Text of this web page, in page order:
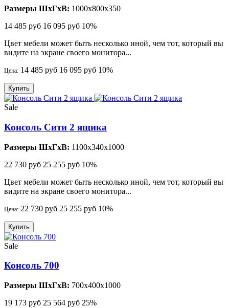
Размеры ШхГхВ: 1000x800x350
14 485 руб 16 095 руб 10%
Цвет мебели может быть несколько иной, чем тот, который вы
видите на экране своего монитора...
Цена: 14 485 руб 16 095 руб 10%
Купить
Sale
Консоль Сити 2 ящика
Размеры ШхГхВ: 1100x340x1000
22 730 руб 25 255 руб 10%
Цвет мебели может быть несколько иной, чем тот, который вы
видите на экране своего монитора...
Цена: 22 730 руб 25 255 руб 10%
Купить
Sale
Консоль 700
Размеры ШхГхВ: 700x400x1000
19 173 руб 25 564 руб 25%